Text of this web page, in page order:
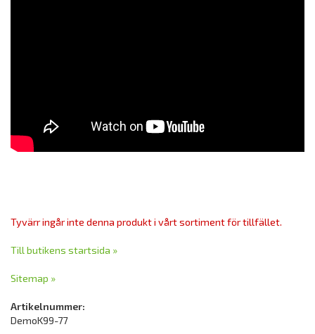
Tyvärr ingår inte denna produkt i vårt sortiment för tillfället.
Till butikens startsida »
Sitemap »
Artikelnummer:
DemoK99-77